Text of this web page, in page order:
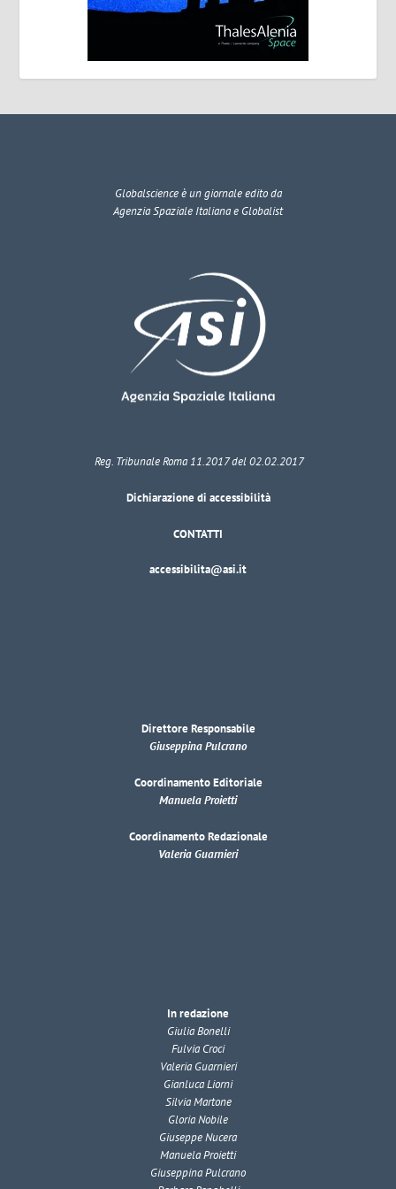
Globalscienceè un giornale edito da
Agenzia Spaziale Italiana e Globalist
Reg. Tribunale Roma 11.2017 del 02.02.2017
Dichiarazione di accessibilità
CONTATTI
accessibilita@asi.it
Direttore Responsabile
Giuseppina Pulcrano
Coordinamento Editoriale
Manuela Proietti
Coordinamento Redazionale
Valeria Guarnieri
In redazione
Giulia Bonelli
Fulvia Croci
Valeria Guarnieri
Gianluca Liorni
Silvia Martone
Gloria Nobile
Giuseppe Nucera
Manuela Proietti
Giuseppina Pulcrano